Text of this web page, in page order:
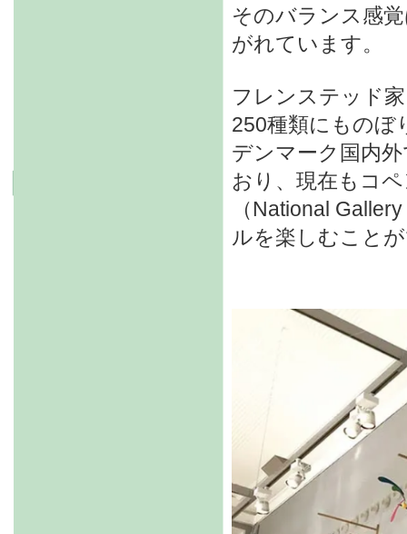
そのバランス感
がれています。
フレンステッド
250種類にものぼ
デンマーク国内
おり、現在もコ
（National
ルを楽しむこと